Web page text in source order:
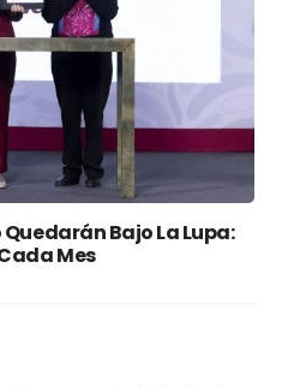
Bajo La Lupa:
Mes